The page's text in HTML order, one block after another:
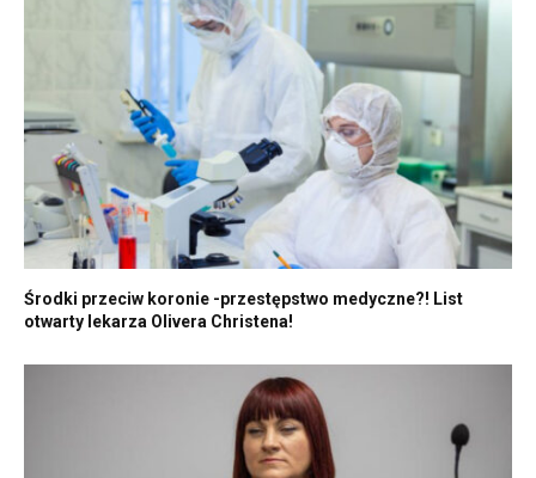
Środki przeciw koronie -przestępstwo medyczne?! List
otwarty lekarza Olivera Christena!